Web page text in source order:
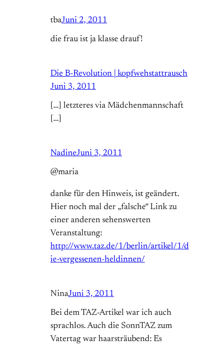
tbaJuni 2, 2011
die frau ist ja klasse drauf!
Die B-Revolution | kopfwehstattrausch
Juni 3, 2011
[…] letzteres via Mädchenmannschaft
[…]
NadineJuni 3, 2011
@maria
danke für den Hinweis, ist geändert.
Hier noch mal der „falsche“ Link zu
einer anderen sehenswerten
Veranstaltung:
http://www.taz.de/1/berlin/artikel/1/d
ie-vergessenen-heldinnen/
NinaJuni 3, 2011
Bei dem TAZ-Artikel war ich auch
sprachlos. Auch die SonnTAZ zum
Vatertag war haarsträubend: Es